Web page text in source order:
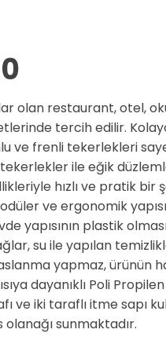
olan restaurant, otel,
tercih edilir.
ve frenli tekerlekleri
tekerlekler ile eğik
hızlı ve pratik bir
ve ergonomik
yapısının plastik
su ile yapılan
yapmaz, ürünün
dayanıklı Poli
ve iki taraflı itme sapı
sunmaktadır.